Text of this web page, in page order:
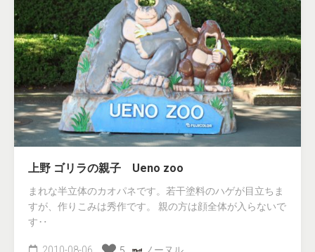
上野 ゴリラの親子 Ueno zoo
まれな半立体のカオパネです。若干塗料のハゲが目立ちま
すが、作りこみは秀作です。 親の方は顔全体が入らないで
す‥